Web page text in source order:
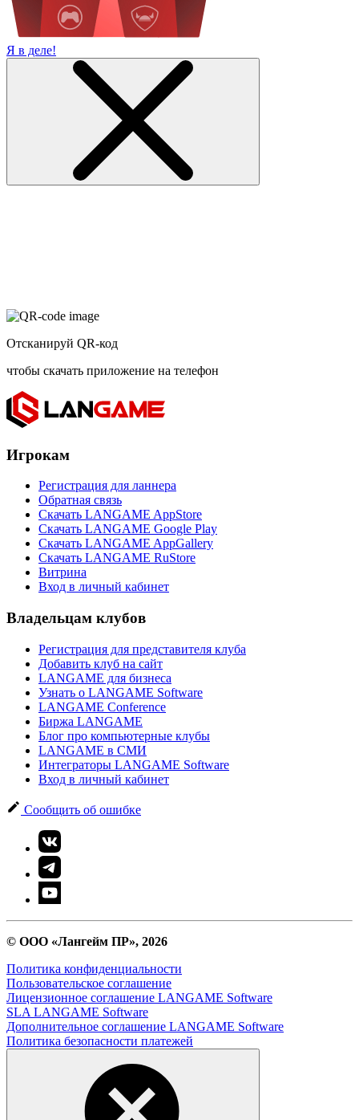
Я в деле!
Отсканируй QR-код
чтобы скачать приложение на телефон
Игрокам
Регистрация для ланнера
Обратная связь
Скачать LANGAME AppStore
Скачать LANGAME Google Play
Скачать LANGAME AppGallery
Скачать LANGAME RuStore
Витрина
Вход в личный кабинет
Владельцам клубов
Регистрация для представителя клуба
Добавить клуб на сайт
LANGAME для бизнеса
Узнать о LANGAME Software
LANGAME Conference
Биржа LANGAME
Блог про компьютерные клубы
LANGAME в СМИ
Интеграторы LANGAME Software
Вход в личный кабинет
Сообщить об ошибке
© ООО «Лангейм ПР», 2026
Политика конфиденциальности
Пользовательское соглашение
Лицензионное соглашение LANGAME Software
SLA LANGAME Software
Дополнительное соглашение LANGAME Software
Политика безопасности платежей